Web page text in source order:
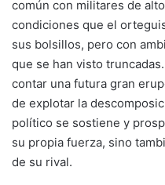
común con militares de
condiciones que el
sus bolsillos, pero con
que se han visto
contar una futura gran
de explotar la
político se sostiene y
su propia fuerza, sino
de su rival.